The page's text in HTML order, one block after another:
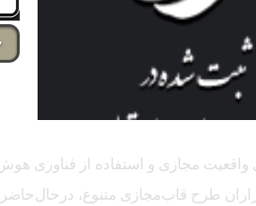
واقعیت مجازی و استفاده از
طرح قاب‌مجازی متنوع، درحال‌حاضر